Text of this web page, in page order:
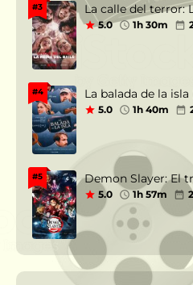
#3 La calle del terror:
5.0 1h 30m
#4 La balada de la isla
5.0 1h 40m
#5 Demon Slayer: El
5.0 1h 57m